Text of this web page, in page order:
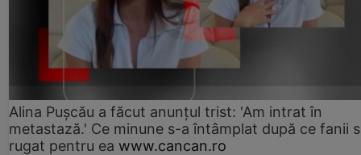
Alina Pușcău a făcut anunțul trist: 'Am intrat în
metastază.' Ce minune s-a întâmplat după ce fanii
rugat pentru ea www.cancan.ro